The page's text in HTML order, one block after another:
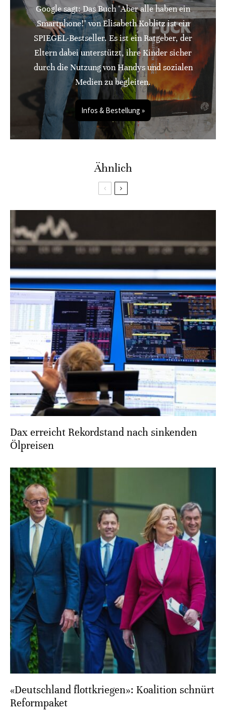
Google sagt: Das Buch "Aber alle haben ein
Smartphone!" von Elisabeth Koblitz ist ein
SPIEGEL-Bestseller. Es ist ein Ratgeber, der
Eltern dabei unterstützt, ihre Kinder sicher
durch die Nutzung von Handys und sozialen
Medien zu begleiten.
Infos & Bestellung »
Ähnlich
Dax erreicht Rekordstand nach sinkenden
Ölpreisen
«Deutschland flottkriegen»: Koalition schnürt
Reformpaket